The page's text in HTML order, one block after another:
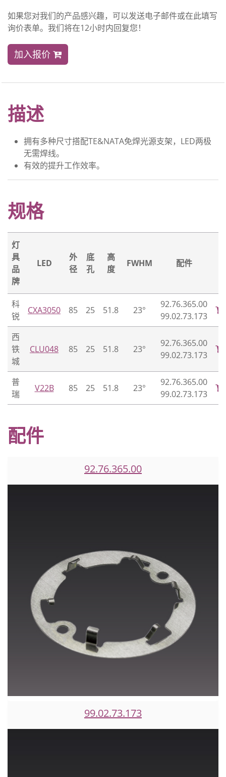
如果您对我们的产品感兴趣，可以发送电子邮件或在此填写
询价表单。我们将在12小时内回复您！
加入报价
描述
拥有多种尺寸搭配TE&NATA免焊光源支架，LED两极
无需焊线。
有效的提升工作效率。
规格
灯
具
品
牌
LED
外
径
底
孔
高
度
FWHM 配件
科
锐
CXA3050 85 25 51.8 23°
92.76.365.00
99.02.73.173
西
铁
城
CLU048 85 25 51.8 23°
92.76.365.00
99.02.73.173
普
瑞
V22B 85 25 51.8 23°
92.76.365.00
99.02.73.173
配件
92.76.365.00
99.02.73.173